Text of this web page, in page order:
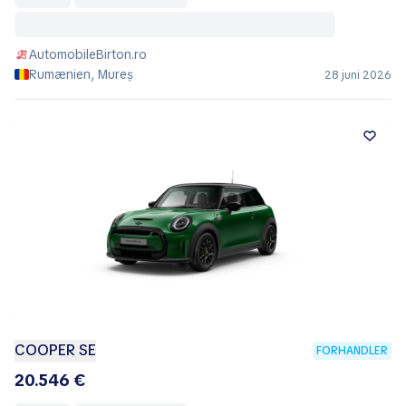
AutomobileBirton.ro
Rumænien, Mureș
28 juni 2026
COOPER SE FORHANDLER
20.546 €